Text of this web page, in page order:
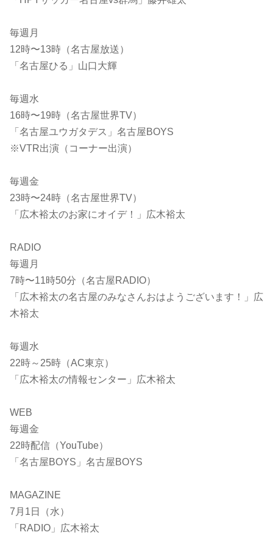
毎週月
12時〜13時（名古屋放送）
「名古屋ひる」山口大輝
毎週水
16時〜19時（名古屋世界TV）
「名古屋ユウガタデス」名古屋BOYS
※VTR出演（コーナー出演）
毎週金
23時〜24時（名古屋世界TV）
「広木裕太のお家にオイデ！」広木裕太
RADIO
毎週月
7時〜11時50分（名古屋RADIO）
「広木裕太の名古屋のみなさんおはようございます！」広
木裕太
毎週水
22時～25時（AC東京）
「広木裕太の情報センター」広木裕太
WEB
毎週金
22時配信（YouTube）
「名古屋BOYS」名古屋BOYS
MAGAZINE
7月1日（水）
「RADIO」広木裕太